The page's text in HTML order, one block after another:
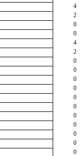
4
2
0
0
4
2
0
0
0
0
0
0
0
0
0
0
0